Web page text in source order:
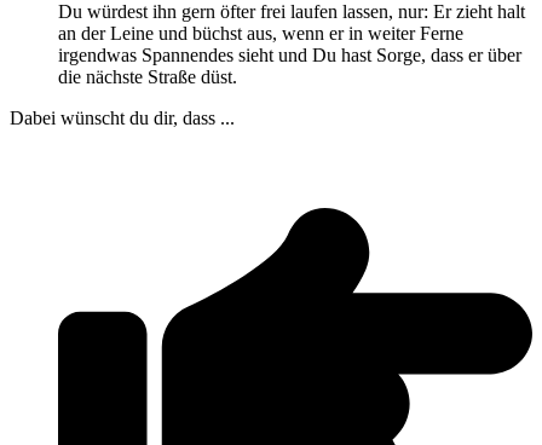
Du würdest ihn gern öfter frei laufen lassen, nur: Er zieht halt
an der Leine und büchst aus, wenn er in weiter Ferne
irgendwas Spannendes sieht und Du hast Sorge, dass er über
die nächste Straße düst.
Dabei wünscht du dir, dass ...